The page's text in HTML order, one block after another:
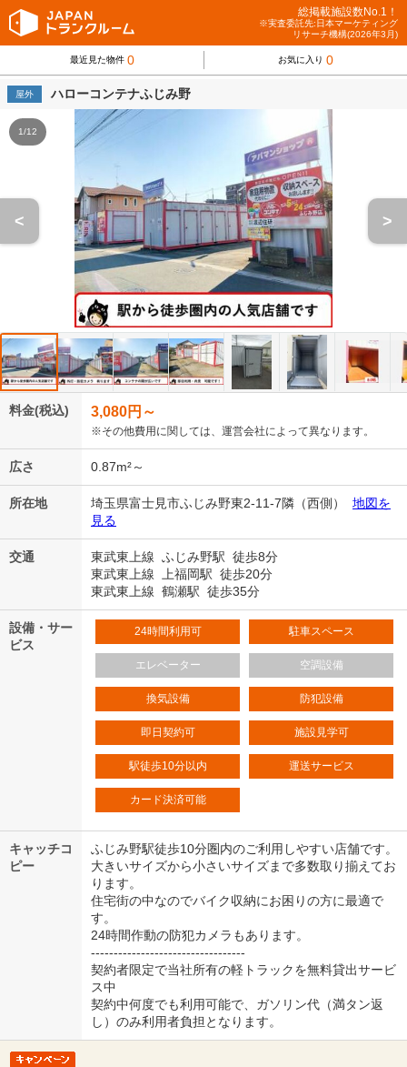
総掲載施設数No.1！
※実査委託先:日本マーケティング
リサーチ機構(2026年3月)
最近見た物件 0 お気に入り 0
屋外 ハローコンテナふじみ野
1/12
< >
料金(税込) 3,080円～
※その他費用に関しては、運営会社によって異なります。
広さ 0.87m²～
所在地 埼玉県富士見市ふじみ野東2-11-7隣（西側） 地図を
見る
交通
東武東上線 ふじみ野駅 徒歩8分
東武東上線 上福岡駅 徒歩20分
東武東上線 鶴瀬駅 徒歩35分
設備・サー
ビス
24時間利用可 駐車スペース
エレベーター 空調設備
換気設備 防犯設備
即日契約可 施設見学可
駅徒歩10分以内 運送サービス
カード決済可能
キャッチコ
ピー
ふじみ野駅徒歩10分圏内のご利用しやすい店舗です。
大きいサイズから小さいサイズまで多数取り揃えてお
ります。
住宅街の中なのでバイク収納にお困りの方に最適で
す。
24時間作動の防犯カメラもあります。
----------------------------------
契約者限定で当社所有の軽トラックを無料貸出サービ
ス中
契約中何度でも利用可能で、ガソリン代（満タン返
し）のみ利用者負担となります。